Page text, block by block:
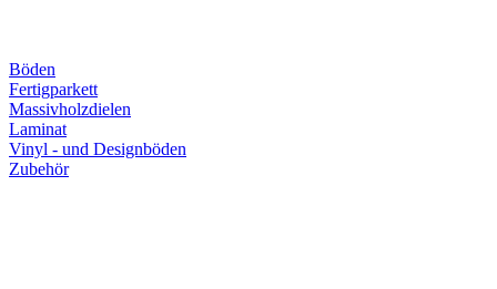
Böden
Fertigparkett
Massivholzdielen
Laminat
Vinyl - und Designböden
Zubehör